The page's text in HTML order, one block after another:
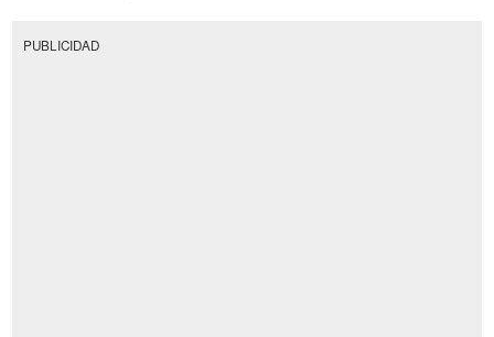
PUBLICIDAD